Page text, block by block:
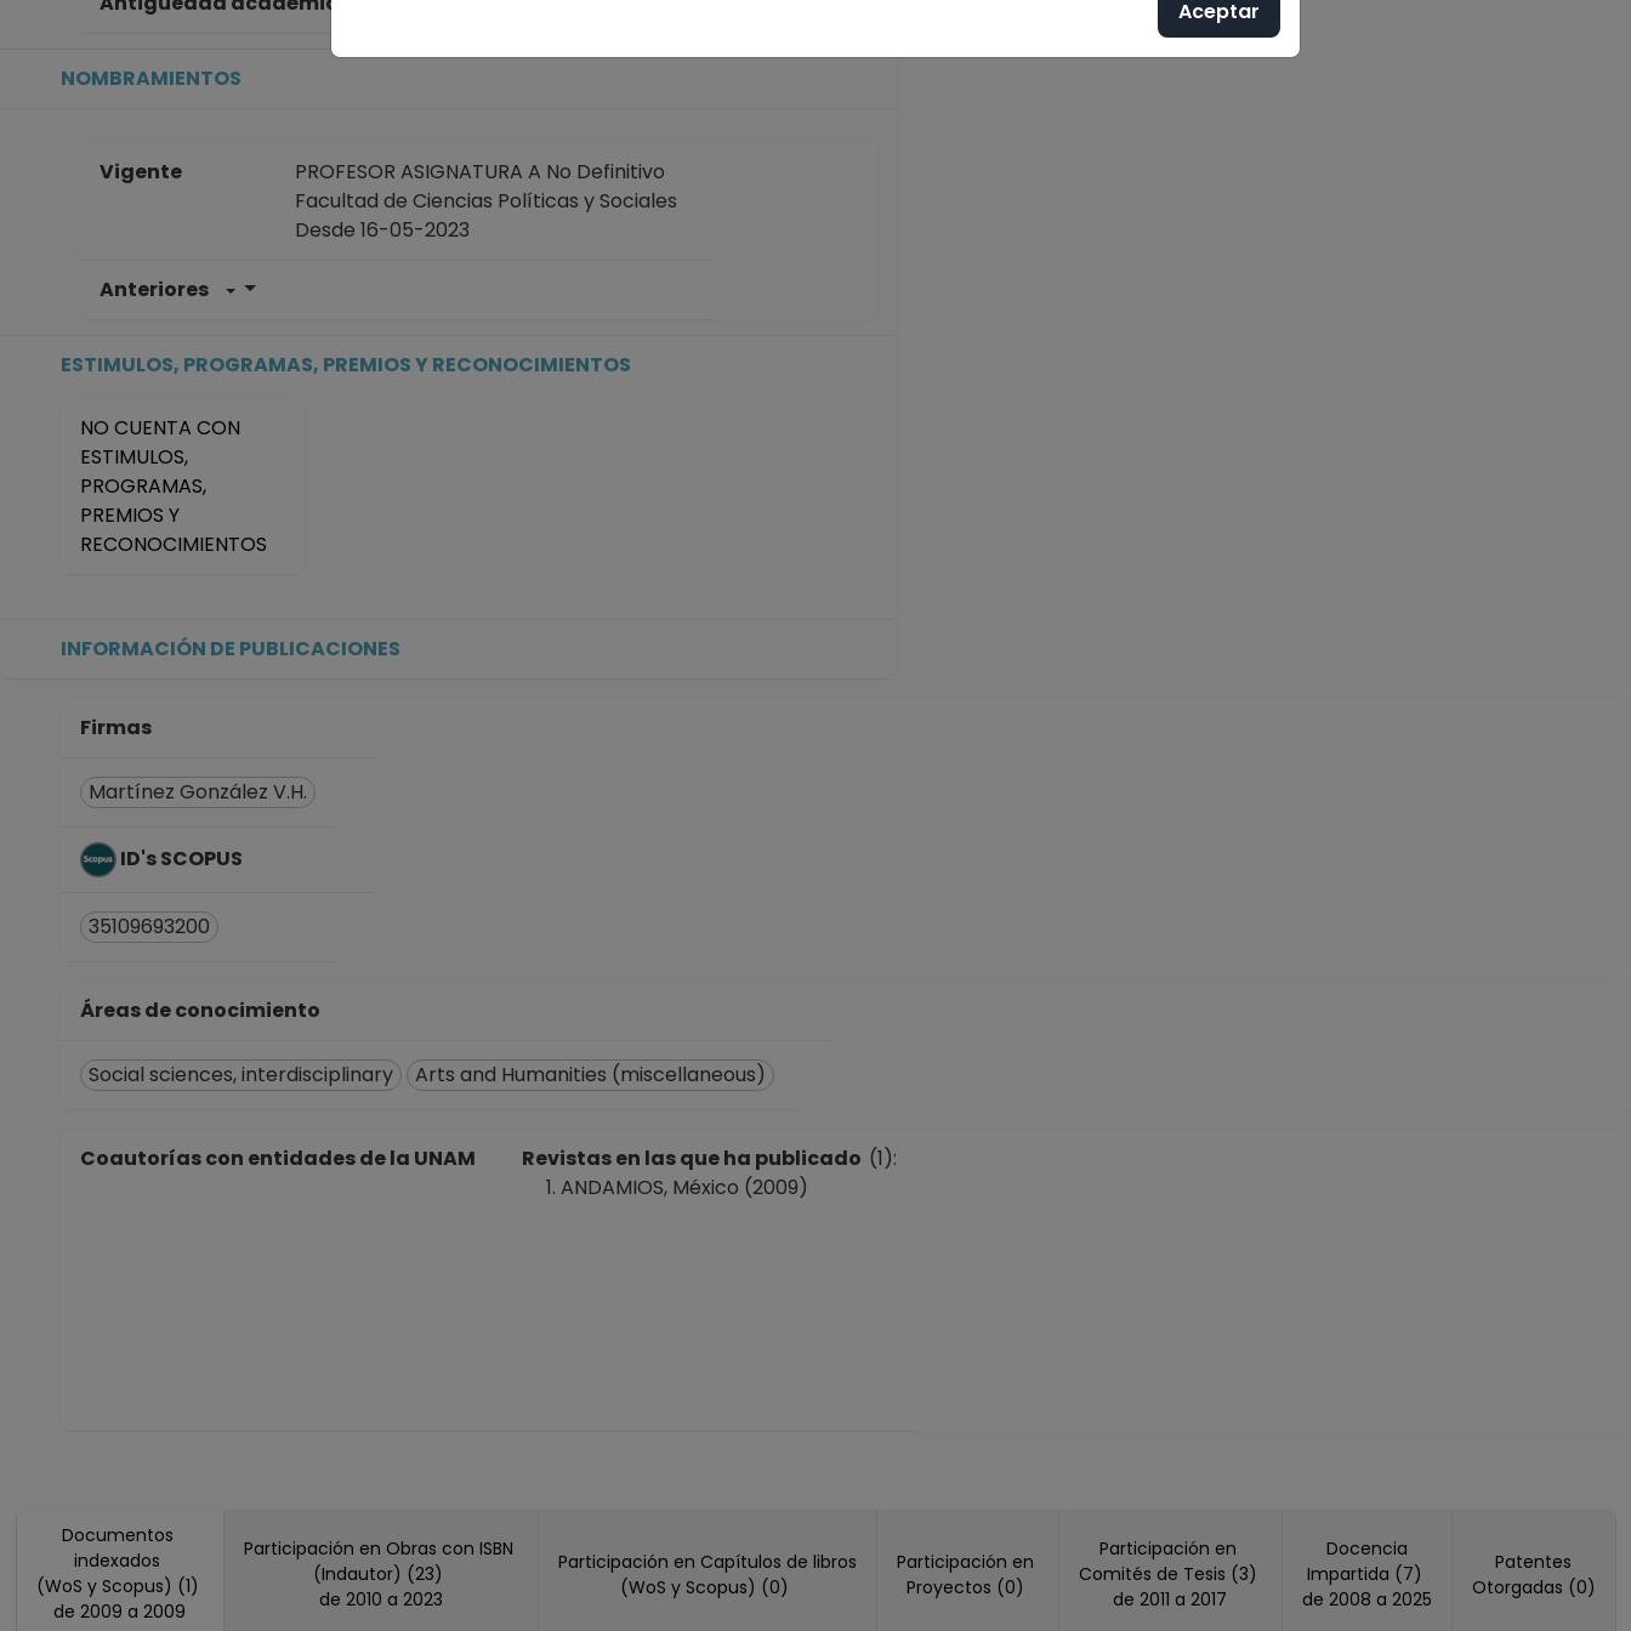
NOMBRAMIENTOS
Vigente
PROFESOR ASIGNATURA A No Definitivo
Facultad de Ciencias Políticas y Sociales
Desde 16-05-2023
Anteriores
PROFESOR ASIGNATURA A TP No Definitivo
ESTIMULOS, PROGRAMAS, PREMIOS Y RECONOCIMIENTOS
NO CUENTA CON
ESTIMULOS,
PROGRAMAS,
PREMIOS Y
RECONOCIMIENTOS
INFORMACIÓN DE PUBLICACIONES
Firmas
Martínez González V.H.
ID's SCOPUS
35109693200
Áreas de conocimiento
Social sciences, interdisciplinary Arts and Humanities (miscellaneous)
Coautorías con entidades de la UNAM Revistas en las que ha publicado (1):
ANDAMIOS, México (2009)
Documentos
indexados
(WoS y Scopus) (1)
de 2009 a 2009
Participación en Obras con ISBN
(Indautor) (23)
de 2010 a 2023
Participación en Capítulos de libros
(WoS y Scopus) (0)
Participación en
Proyectos (0)
Participación en
Comités de Tesis (3)
de 2011 a 2017
Docencia
Impartida (7)
de 2008 a 2025
Patentes
Otorgadas (0)
Aceptar